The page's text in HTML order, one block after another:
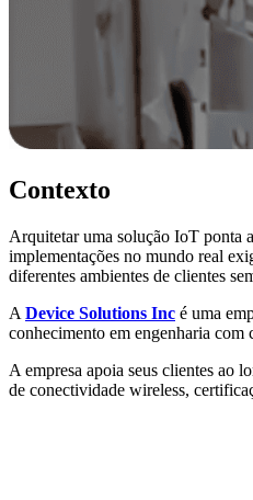
Contexto
Arquitetar uma solução IoT ponta
implementações no mundo real
diferentes ambientes de clientes
A Device Solutions Inc é uma
conhecimento em engenharia com
A empresa apoia seus clientes ao
de conectividade wireless,